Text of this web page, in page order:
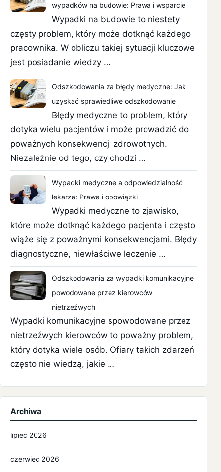
wypadków na budowie: Prawa i wsparcie
Wypadki na budowie to niestety
częsty problem, który może dotknąć każdego
pracownika. W obliczu takiej sytuacji kluczowe
jest posiadanie wiedzy …
Odszkodowania za błędy medyczne: Jak
uzyskać sprawiedliwe odszkodowanie
Błędy medyczne to problem, który
dotyka wielu pacjentów i może prowadzić do
poważnych konsekwencji zdrowotnych.
Niezależnie od tego, czy chodzi …
Wypadki medyczne a odpowiedzialność
lekarza: Prawa i obowiązki
Wypadki medyczne to zjawisko,
które może dotknąć każdego pacjenta i często
wiąże się z poważnymi konsekwencjami. Błędy
diagnostyczne, niewłaściwe leczenie …
Odszkodowania za wypadki komunikacyjne
powodowane przez kierowców
nietrzeźwych
Wypadki komunikacyjne spowodowane przez
nietrzeźwych kierowców to poważny problem,
który dotyka wiele osób. Ofiary takich zdarzeń
często nie wiedzą, jakie …
Archiwa
lipiec 2026
czerwiec 2026